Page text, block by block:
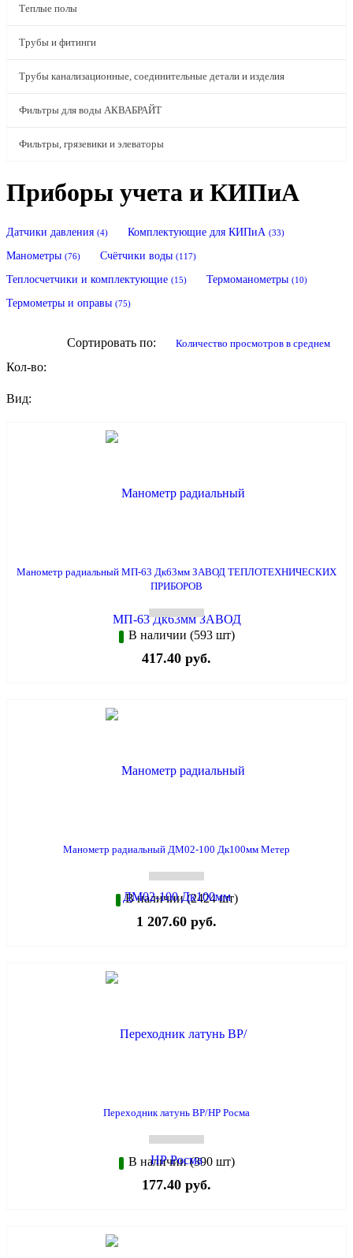
Теплые полы
Трубы и фитинги
Трубы канализационные, соединительные детали и изделия
Фильтры для воды АКВАБРАЙТ
Фильтры, грязевики и элеваторы
Приборы учета и КИПиА
Датчики давления (4) Комплектующие для КИПиА (33)
Манометры (76) Счётчики воды (117)
Теплосчетчики и комплектующие (15) Термоманометры (10)
Термометры и оправы (75)
Сортировать по: количество просмотров в среднем
Кол-во:
Вид:
Манометр радиальный МП-63 Дк63мм ЗАВОД ТЕПЛОТЕХНИЧЕСКИХ
ПРИБОРОВ
В наличии (593 шт)
417.40 руб.
Манометр радиальный ДМ02-100 Дк100мм Метер
В наличии (2424 шт)
1 207.60 руб.
Переходник латунь ВР/НР Росма
В наличии (390 шт)
177.40 руб.